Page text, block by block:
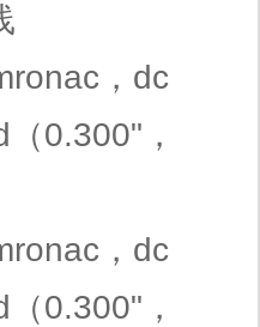
，dc
0.300"，
，dc
0.300"，